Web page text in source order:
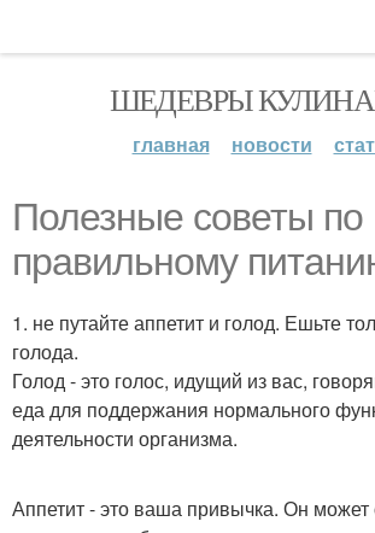
ШЕДЕВРЫ
главная новости
Полезные советы по
правильному
1. не путайте аппетит и голод. Ешьте
голода.
Голод - это голос, идущий из вас,
еда для поддержания нормального
деятельности организма.
Аппетит - это ваша привычка. Он может